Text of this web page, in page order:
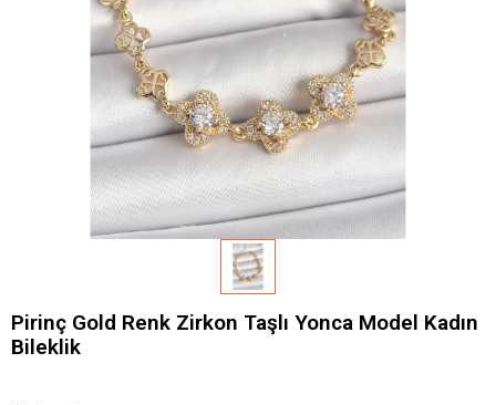
Pirinç Gold Renk Zirkon Taşlı Yonca Model Kadın
Bileklik